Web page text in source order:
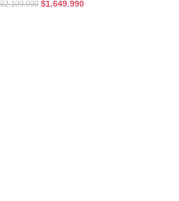
$2.199.990 $1.649.990